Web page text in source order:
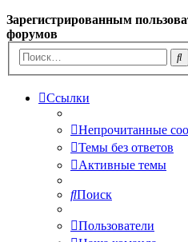
Зарегистрированным
форумов
Ссылки
Непрочитанные
Темы без ответов
Активные темы
Поиск
Пользователи